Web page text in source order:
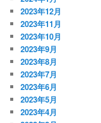
2023年12月
2023年11月
2023年10月
2023年9月
2023年8月
2023年7月
2023年6月
2023年5月
2023年4月